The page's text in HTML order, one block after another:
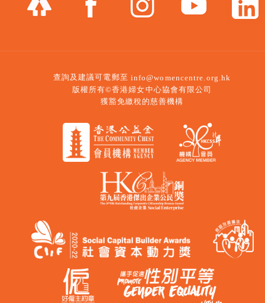
查詢及建議可電郵至 info@womencentre.org.hk
版權所有©香港婦女中心協會有限公司
獲豁免繳稅的慈善機構